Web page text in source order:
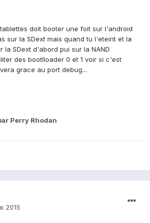
doit booter une foit sur l'android
sur la SDext mais quand tu l'eteint et la
la SDext d'abord pui sur la NAND
des bootlloader 0 et 1 voir si c'est
grace au port debug...
Perry Rhodan
2015